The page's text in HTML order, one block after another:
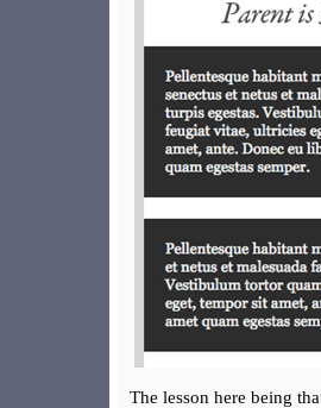
The lesson here being